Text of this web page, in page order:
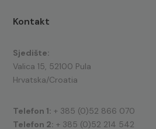
Kontakt
Sjedište:
Valica 15, 52100 Pula
Hrvatska/Croatia
Telefon 1: + 385 (0)52 866 070
Telefon 2: + 385 (0)52 214 542